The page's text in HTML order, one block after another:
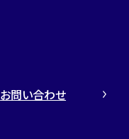
お問い合わせ